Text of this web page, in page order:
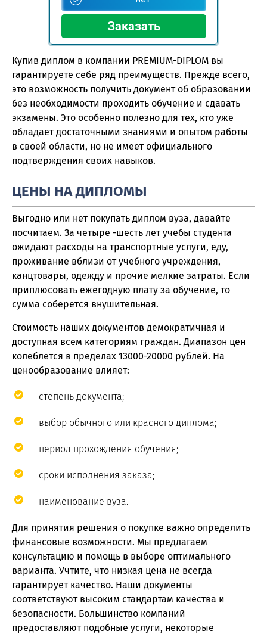
Купив диплом в компании PREMIUM-DIPLOM вы
гарантируете себе ряд преимуществ. Прежде всего,
это возможность получить документ об образовании
без необходимости проходить обучение и сдавать
экзамены. Это особенно полезно для тех, кто уже
обладает достаточными знаниями и опытом работы
в своей области, но не имеет официального
подтверждения своих навыков.
ЦЕНЫ НА ДИПЛОМЫ
Выгодно или нет покупать диплом вуза, давайте
посчитаем. За четыре -шесть лет учебы студента
ожидают расходы на транспортные услуги, еду,
проживание вблизи от учебного учреждения,
канцтовары, одежду и прочие мелкие затраты. Если
приплюсовать ежегодную плату за обучение, то
сумма соберется внушительная.
Стоимость наших документов демократичная и
доступная всем категориям граждан. Диапазон цен
колеблется в пределах 13000-20000 рублей. На
ценообразование влияет:
степень документа;
выбор обычного или красного диплома;
период прохождения обучения;
сроки исполнения заказа;
наименование вуза.
Для принятия решения о покупке важно определить
финансовые возможности. Мы предлагаем
консультацию и помощь в выборе оптимального
варианта. Учтите, что низкая цена не всегда
гарантирует качество. Наши документы
соответствуют высоким стандартам качества и
безопасности. Большинство компаний
предоставляют подобные услуги, некоторые